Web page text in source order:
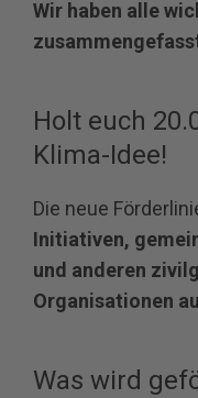
Wir haben alle
Holt euch
Klima-Idee!
Die neue
Initiativen,
und anderen
Organisationen
Was wird